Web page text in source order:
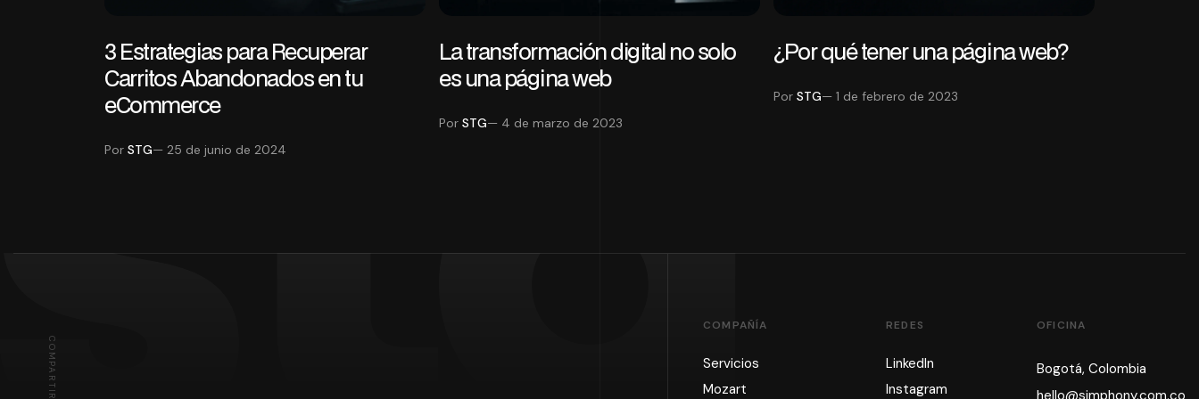
COMPARTIR
3 Estrategias para Recuperar
Carritos Abandonados en tu
eCommerce
Por STG— 25 de junio de 2024
La transformación digital no solo
es una página web
Por STG— 4 de marzo de 2023
¿Por qué tener una página web?
Por STG— 1 de febrero de 2023
COMPAÑÍA
Servicios
Mozart
REDES
LinkedIn
Instagram
OFICINA
Bogotá, Colombia
hello@simphony.com.co